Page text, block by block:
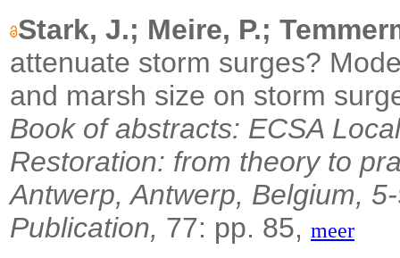
Stark, J.; Meire, P.;
attenuate storm surges?
and marsh size on storm
Book of abstracts: ECSA
Restoration: from theory to
Antwerp, Antwerp, Belgium,
Publication, 77: pp. 85, meer